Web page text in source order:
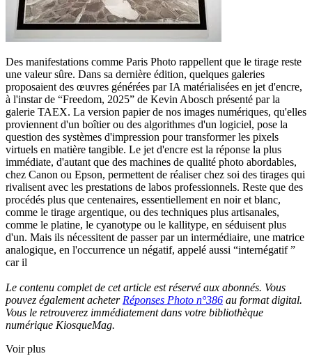
Des manifestations comme Paris Photo rappellent que le tirage reste
une valeur sûre. Dans sa dernière édition, quelques galeries
proposaient des œuvres générées par IA matérialisées en jet d'encre,
à l'instar de “Freedom, 2025” de Kevin Abosch présenté par la
galerie TAEX. La version papier de nos images numériques, qu'elles
proviennent d'un boîtier ou des algorithmes d'un logiciel, pose la
question des systèmes d'impression pour transformer les pixels
virtuels en matière tangible. Le jet d'encre est la réponse la plus
immédiate, d'autant que des machines de qualité photo abordables,
chez Canon ou Epson, permettent de réaliser chez soi des tirages qui
rivalisent avec les prestations de labos professionnels. Reste que des
procédés plus que centenaires, essentiellement en noir et blanc,
comme le tirage argentique, ou des techniques plus artisanales,
comme le platine, le cyanotype ou le kallitype, en séduisent plus
d'un. Mais ils nécessitent de passer par un intermédiaire, une matrice
analogique, en l'occurrence un négatif, appelé aussi “internégatif ”
car il
Le contenu complet de cet article est réservé aux abonnés. Vous
pouvez également acheter Réponses Photo n°386 au format digital.
Vous le retrouverez immédiatement dans votre bibliothèque
numérique KiosqueMag.
Voir plus